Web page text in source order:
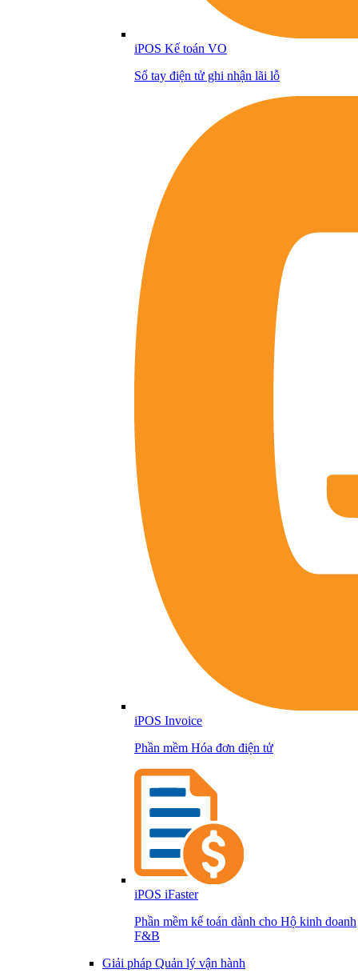
iPOS Kế toán VO
Sổ tay điện tử ghi nhận lãi lỗ
iPOS Invoice
Phần mềm Hóa đơn điện tử
iPOS iFaster
Phần mềm kế toán dành cho Hộ kinh doanh
F&B
Giải pháp Quản lý vận hành